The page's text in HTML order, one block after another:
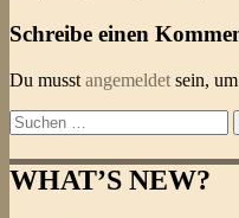
Schreibe einen
Du musst angemeldet sein,
Suchen
nach:
WHAT’S NEW?